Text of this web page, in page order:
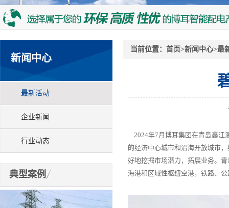
新闻中心
最新活动
企业新闻
行业动态
典型案例
当前位置： 首页>新闻中心>最
2024年7月博耳集团在青岛鑫
的经济中心城市和沿海开放城市
好地挖掘市场潜力，拓展业务。
海港和区域性枢纽空港，铁路、